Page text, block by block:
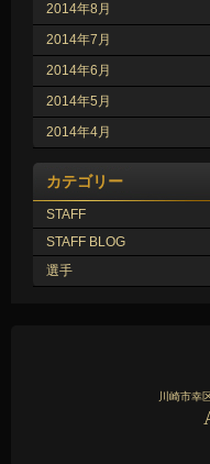
2014年8月
2014年7月
2014年6月
2014年5月
2014年4月
カテゴリー
STAFF
STAFF BLOG
選手
川崎市幸